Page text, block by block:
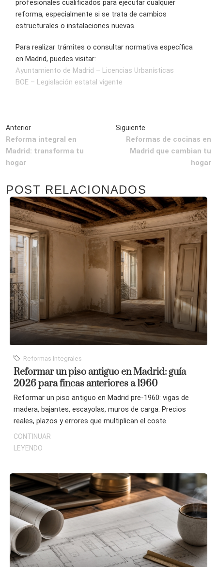
profesionales cualificados para ejecutar cualquier
reforma, especialmente si se trata de cambios
estructurales o instalaciones nuevas.
Para realizar trámites o consultar normativa específica
en Madrid, puedes visitar:
Ayuntamiento de Madrid – Licencias Urbanísticas
BOE – Legislación estatal vigente
Reforma integral en
Madrid: transforma tu
hogar
Reformas de cocinas en
Madrid que cambian tu
hogar
Reformas Integrales
Reformar un piso antiguo en Madrid: guía
2026 para fincas anteriores a 1960
Reformar un piso antiguo en Madrid pre-1960: vigas de
madera, bajantes, escayolas, muros de carga. Precios
reales, plazos y errores que multiplican el coste.